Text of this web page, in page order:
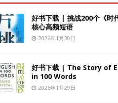
好书下载 | 挑战200个《时
核心高频短语
2026年1月30日
好书下载 | The Story of
in 100 Words
2026年1月29日